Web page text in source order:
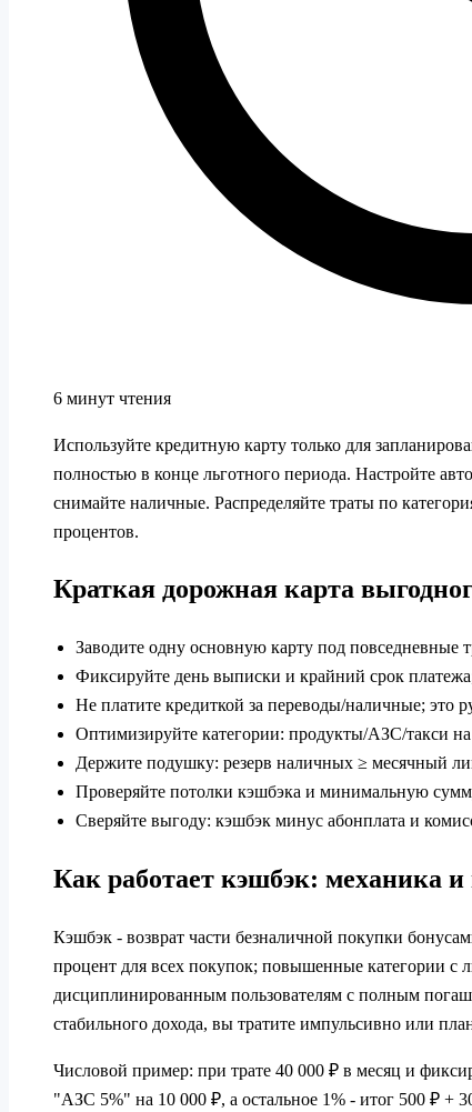
6 минут чтения
Используйте кредитную карту только для
полностью в конце льготного периода. Настройте
снимайте наличные. Распределяйте траты по
процентов.
Краткая дорожная карта
Заводите одну основную карту под повседневные
Фиксируйте день выписки и крайний срок
Не платите кредиткой за переводы/наличные; это
Оптимизируйте категории: продукты/АЗС/такси
Держите подушку: резерв наличных ≥ месячный
Проверяйте потолки кэшбэка и минимальную
Сверяйте выгоду: кэшбэк минус абонплата и
Как работает кэшбэк: механика
Кэшбэк - возврат части безналичной покупки
процент для всех покупок; повышенные категории с
дисциплинированным пользователям с полным
стабильного дохода, вы тратите импульсивно или
Числовой пример: при трате 40 000 ₽ в месяц и
"АЗС 5%" на 10 000 ₽, а остальное 1% - итог 500 ₽ +